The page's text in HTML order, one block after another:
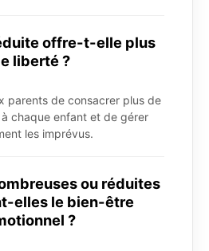
offre-t-elle plus
liberté ?
parents de consacrer plus de
chaque enfant et de gérer
les imprévus.
ou réduites
elles le bien-être
?